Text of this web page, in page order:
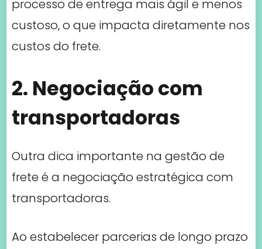
processo de entrega mais ágil e menos
custoso, o que impacta diretamente nos
custos do frete.
2. Negociação com
transportadoras
Outra dica importante na gestão de
frete é a negociação estratégica com
transportadoras.
Ao estabelecer parcerias de longo prazo